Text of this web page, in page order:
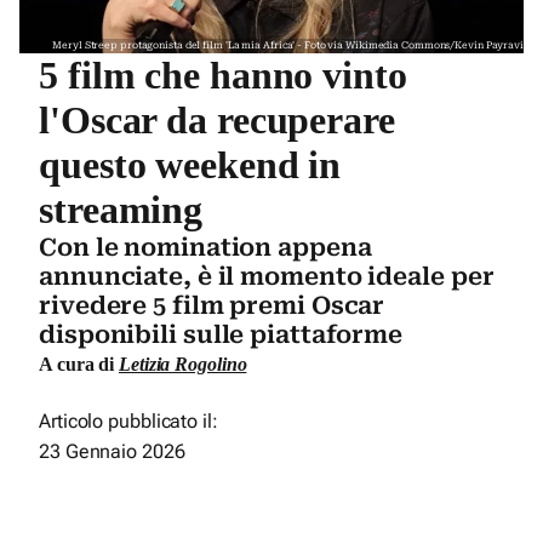
Meryl Streep protagonista del film 'La mia Africa' - Foto via Wikimedia Commons/Kevin Payravi
5 film che hanno vinto
l'Oscar da recuperare
questo weekend in
streaming
Con le nomination appena
annunciate, è il momento ideale per
rivedere 5 film premi Oscar
disponibili sulle piattaforme
A cura diLetizia Rogolino
Articolo pubblicato il:
23 Gennaio 2026